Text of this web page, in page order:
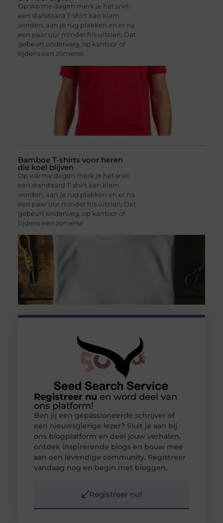
Op warme dagen merk je het snel:
een standaard T-shirt kan klam
worden, aan je rug plakken en er na
een paar uur minder fris uitzien. Dat
gebeurt onderweg, op kantoor of
tijdens een zomerse
Bamboe T-shirts voor heren
die koel blijven
Op warme dagen merk je het snel:
een standaard T-shirt kan klam
worden, aan je rug plakken en er na
een paar uur minder fris uitzien. Dat
gebeurt onderweg, op kantoor of
tijdens een zomerse
Registreer nu en word deel van
ons platform!
Ben jij een gepassioneerde schrijver of
een nieuwsgierige lezer? Sluit je aan bij
ons blogplatform en deel jouw verhalen,
ontdek inspirerende blogs en bouw mee
aan een levendige community. Registreer
vandaag nog en begin met bloggen.
Registreer nu!